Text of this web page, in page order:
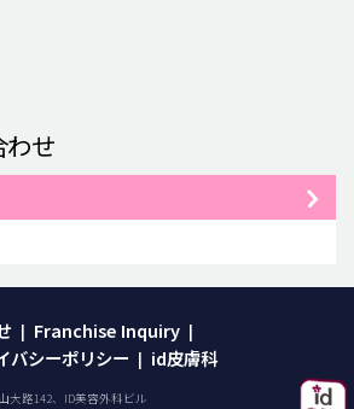
わせ
| Franchise Inquiry |
シーポリシー | id皮膚科
大路142、ID美容外科ビル